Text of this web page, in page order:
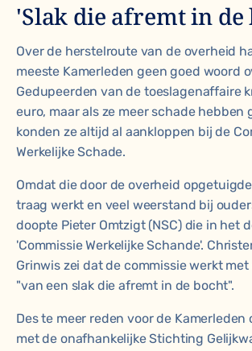
'Slak die afremt in de
Over de herstelroute van de overheid
meeste Kamerleden geen goed woord
Gedupeerden van de toeslagenaffaire
euro, maar als ze meer schade hebben
konden ze altijd al aankloppen bij de
Werkelijke Schade.
Omdat die door de overheid
traag werkt en veel weerstand bij
doopte Pieter Omtzigt (NSC) die in het
'Commissie Werkelijke Schande'.
Grinwis zei dat de commissie werkt
"van een slak die afremt in de bocht".
Des te meer reden voor de Kamerleden
met de onafhankelijke Stichting